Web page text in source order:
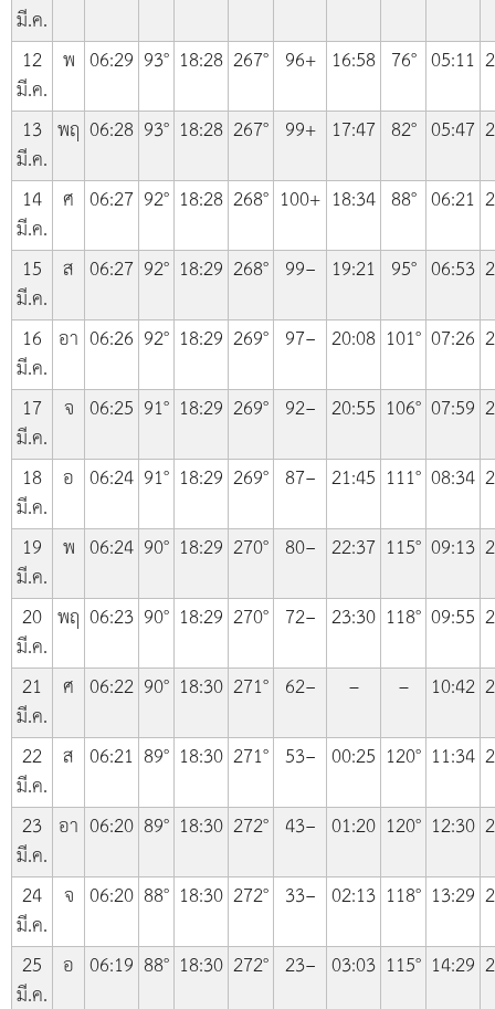
มี.ค.
12
มี.ค.
พ 06:29 93° 18:28 267° 96+ 16:58 76° 05:11
13
มี.ค.
พฤ 06:28 93° 18:28 267° 99+ 17:47 82° 05:47
14
มี.ค.
ศ 06:27 92° 18:28 268° 100+ 18:34 88° 06:21
15
มี.ค.
ส 06:27 92° 18:29 268° 99− 19:21 95° 06:53
16
มี.ค.
อา 06:26 92° 18:29 269° 97− 20:08 101° 07:26
17
มี.ค.
จ 06:25 91° 18:29 269° 92− 20:55 106° 07:59
18
มี.ค.
อ 06:24 91° 18:29 269° 87− 21:45 111° 08:34
19
มี.ค.
พ 06:24 90° 18:29 270° 80− 22:37 115° 09:13
20
มี.ค.
พฤ 06:23 90° 18:29 270° 72− 23:30 118° 09:55
21
มี.ค.
ศ 06:22 90° 18:30 271° 62− – – 10:42
22
มี.ค.
ส 06:21 89° 18:30 271° 53− 00:25 120° 11:34
23
มี.ค.
อา 06:20 89° 18:30 272° 43− 01:20 120° 12:30
24
มี.ค.
จ 06:20 88° 18:30 272° 33− 02:13 118° 13:29
25
มี.ค.
อ 06:19 88° 18:30 272° 23− 03:03 115° 14:29